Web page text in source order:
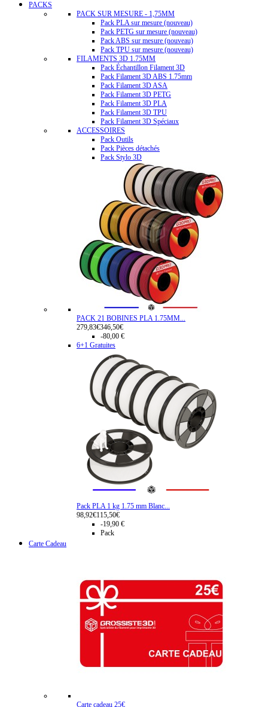
PACKS
PACK SUR MESURE - 1,75MM
Pack PLA sur mesure (nouveau)
Pack PETG sur mesure (nouveau)
Pack ABS sur mesure (nouveau)
Pack TPU sur mesure (nouveau)
FILAMENTS 3D 1.75MM
Pack Échantillon Filament 3D
Pack Filament 3D ABS 1.75mm
Pack Filament 3D ASA
Pack Filament 3D PETG
Pack Filament 3D PLA
Pack Filament 3D TPU
Pack Filament 3D Spéciaux
ACCESSOIRES
Pack Outils
Pack Pièces détachés
Pack Stylo 3D
PACK 21 BOBINES PLA 1.75MM...
279,83€346,50€
-80,00 €
6+1 Gratuites
Pack PLA 1 kg 1.75 mm Blanc...
98,92€115,50€
-19,90 €
Pack
Carte Cadeau
Carte cadeau 25€